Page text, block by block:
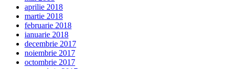
aprilie 2018
martie 2018
februarie 2018
ianuarie 2018
decembrie 2017
noiembrie 2017
octombrie 2017